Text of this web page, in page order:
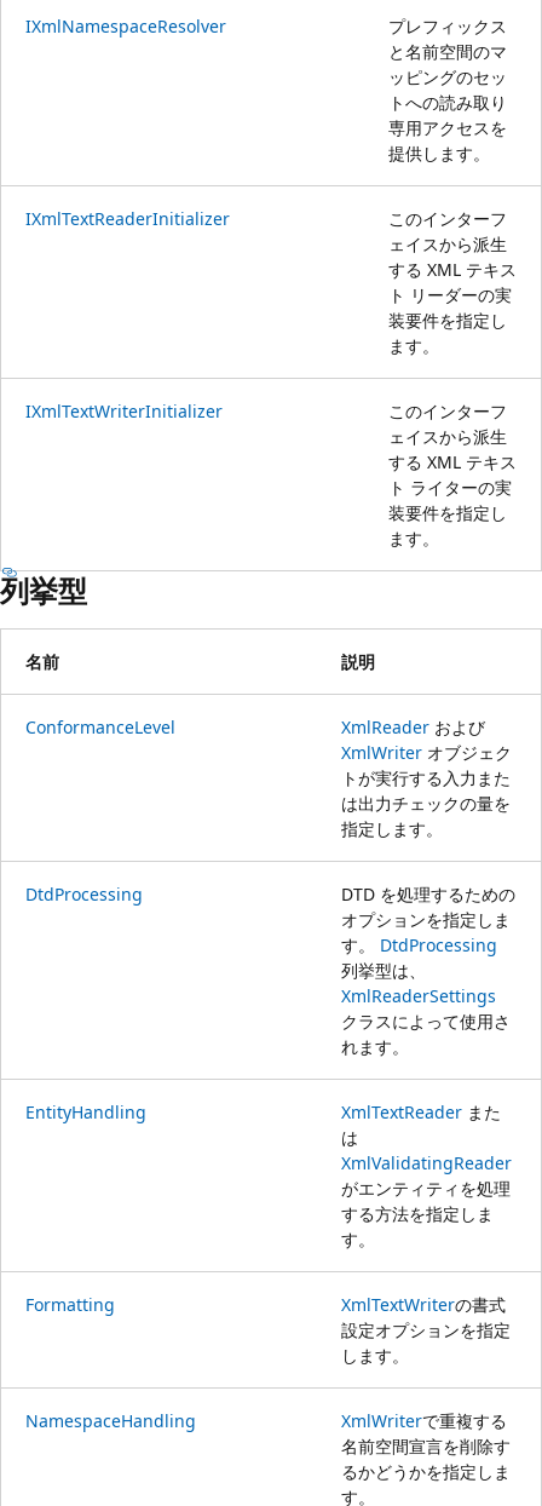
IXmlNamespaceResolver
プレフィックス
と名前空間のマ
ッピングのセッ
トへの読み取り
専用アクセスを
提供します。
IXmlTextReaderInitializer
このインターフ
ェイスから派生
する XML テキス
ト リーダーの実
装要件を指定し
ます。
IXmlTextWriterInitializer
このインターフ
ェイスから派生
する XML テキス
ト ライターの実
装要件を指定し
ます。
列挙型
名前 説明
ConformanceLevel XmlReader および
XmlWriter オブジェク
トが実行する入力また
は出力チェックの量を
指定します。
DtdProcessing
DTD を処理するための
オプションを指定しま
す。 DtdProcessing
列挙型は、
XmlReaderSettings
クラスによって使用さ
れます。
EntityHandling XmlTextReader また
は
XmlValidatingReader
がエンティティを処理
する方法を指定しま
す。
Formatting XmlTextWriterの書式
設定オプションを指定
します。
NamespaceHandling XmlWriterで重複する
名前空間宣言を削除す
るかどうかを指定しま
す。